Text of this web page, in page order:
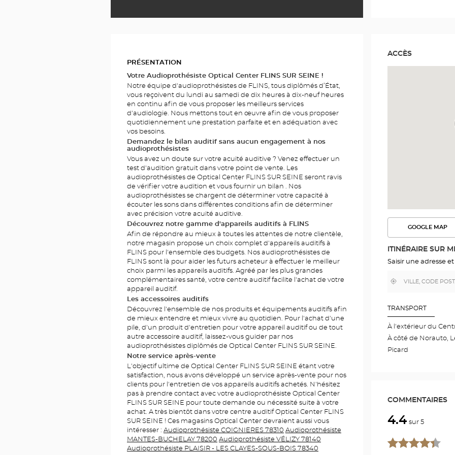
PRÉSENTATION
Votre Audioprothésiste Optical Center FLINS SUR SEINE !
Notre équipe d'audioprothésistes de FLINS, tous diplômés d’État,
vous reçoivent du lundi au samedi de dix heures à dix-neuf heures
en continu afin de vous proposer les meilleurs services
d'audiologie. Nous mettons tout en œuvre afin de vous proposer
quotidiennement une prestation parfaite et en adéquation avec
vos besoins.
Demandez le bilan auditif sans aucun engagement à nos
audioprothésistes
Vous avez un doute sur votre acuité auditive ? Venez effectuer un
test d'audition gratuit dans votre point de vente. Les
audioprothésistes de Optical Center FLINS SUR SEINE seront ravis
de vérifier votre audition et vous fournir un bilan . Nos
audioprothésistes se chargent de déterminer votre capacité à
écouter les sons dans différentes conditions afin de déterminer
avec précision votre acuité auditive.
Découvrez notre gamme d'appareils auditifs à FLINS
Afin de répondre au mieux à toutes les attentes de notre clientèle,
notre magasin propose un choix complet d'appareils auditifs à
FLINS pour l'ensemble des budgets. Nos audioprothésistes de
FLINS sont là pour aider les futurs acheteur à effectuer le meilleur
choix parmi les appareils auditifs. Agréé par les plus grandes
complémentaires santé, votre centre auditif facilite l'achat de votre
appareil auditif.
Les accessoires auditifs
Découvrez l'ensemble de nos produits et équipements auditifs afin
de mieux entendre et mieux vivre au quotidien. Pour l'achat d'une
pile, d'un produit d'entretien pour votre appareil auditif ou de tout
autre accessoire auditif, laissez-vous guider par nos
audioprothésistes diplômés de Optical Center FLINS SUR SEINE.
Notre service après-vente
L'objectif ultime de Optical Center FLINS SUR SEINE étant votre
satisfaction, nous avons développé un service après-vente pour nos
clients pour l'entretien de vos appareils auditifs achetés. N'hésitez
pas à prendre contact avec votre audioprothésiste Optical Center
FLINS SUR SEINE pour toute demande ou nécessité suite à votre
achat. A très bientôt dans votre centre auditif Optical Center FLINS
SUR SEINE ! Ces magasins Optical Center devraient aussi vous
intéresser : Audioprothésiste COIGNIERES 78310 Audioprothésiste
MANTES-BUCHELAY 78200 Audioprothésiste VÉLIZY 78140
Audioprothésiste PLAISIR - LES CLAYES-SOUS-BOIS 78340
ACCÈS
GOOGLE MAP
VOIR
DANS
GOOGLE
MAP
ITINÉRAIRE SUR
Saisir une adresse
,
de
Center
À
TRANSPORT
À l'extérieur du
À côté de Norauto,
Picard
COMMENTAIRES
4.4 sur 5